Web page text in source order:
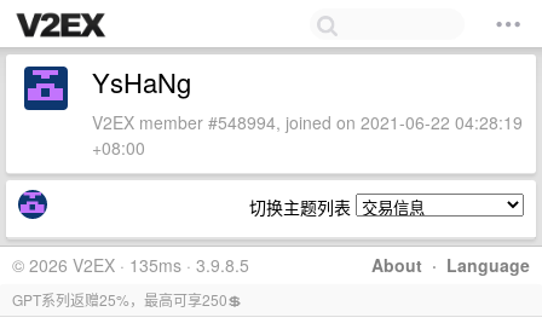
YsHaNg
V2EX member #548994, joined on 2021-06-22 04:28:19
+08:00
切换主题列表
About · Language
© 2026 V2EX · 135ms · 3.9.8.5
GPT系列返赠25%，最高可享250💲